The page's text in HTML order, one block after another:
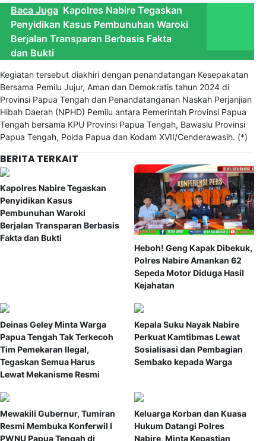
Baca Juga Kapolres Nabire Tegaskan
Penyidikan Kasus Pembunuhan Waroki
Berjalan Transparan Berbasis Fakta
dan Bukti
Kegiatan tersebut diakhiri dengan penandatangan Kesepakatan
Bersama Pemilu Jujur, Aman dan Demokratis tahun 2024 di
Provinsi Papua Tengah dan Penandatanganan Naskah Perjanjian
Hibah Daerah (NPHD) Pemilu antara Pemerintah Provinsi Papua
Tengah bersama KPU Provinsi Papua Tengah, Bawaslu Provinsi
Papua Tengah, Polda Papua dan Kodam XVII/Cenderawasih. (*)
BERITA TERKAIT
Kapolres Nabire Tegaskan
Penyidikan Kasus
Pembunuhan Waroki
Berjalan Transparan Berbasis
Fakta dan Bukti
Heboh! Geng Kapak Dibekuk,
Polres Nabire Amankan 62
Sepeda Motor Diduga Hasil
Kejahatan
Deinas Geley Minta Warga
Papua Tengah Tak Terkecoh
Tim Pemekaran Ilegal,
Tegaskan Semua Harus
Lewat Mekanisme Resmi
Kepala Suku Nayak Nabire
Perkuat Kamtibmas Lewat
Sosialisasi dan Pembagian
Sembako kepada Warga
Mewakili Gubernur, Tumiran
Resmi Membuka Konferwil I
PWNU Papua Tengah di
Keluarga Korban dan Kuasa
Hukum Datangi Polres
Nabire, Minta Kepastian